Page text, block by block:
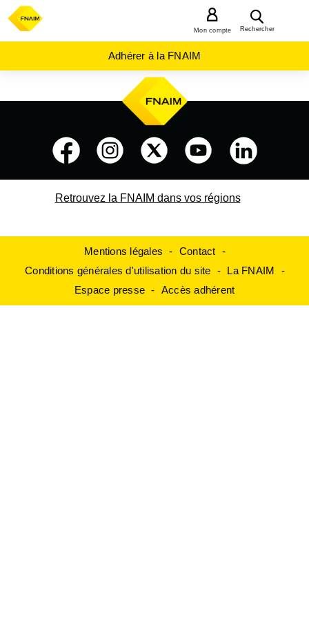
Rechercher
Mon compte
Adhérer à la FNAIM
Retrouvez la FNAIM dans vos régions
Mentions légales
Contact
Conditions générales d'utilisation du site
La FNAIM
Espace presse
Accès adhérent